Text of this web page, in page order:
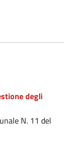
degli
N. 11 del